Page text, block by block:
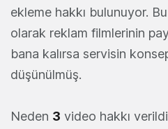
ekleme hakkı bulunuyor.
olarak reklam filmlerinin
bana kalırsa servisin
düşünülmüş.
Neden 3 video hakkı